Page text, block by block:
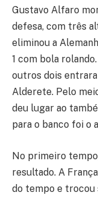
Gustavo Alfaro
defesa, com três
eliminou a
1 com bola
outros dois
Alderete. Pelo
deu lugar ao
para o banco foi o
No primeiro
resultado. A
do tempo e trocou